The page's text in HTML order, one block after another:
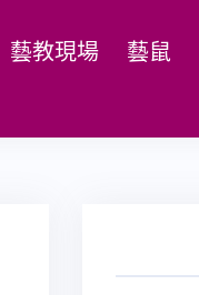
藝教現場 藝鼠